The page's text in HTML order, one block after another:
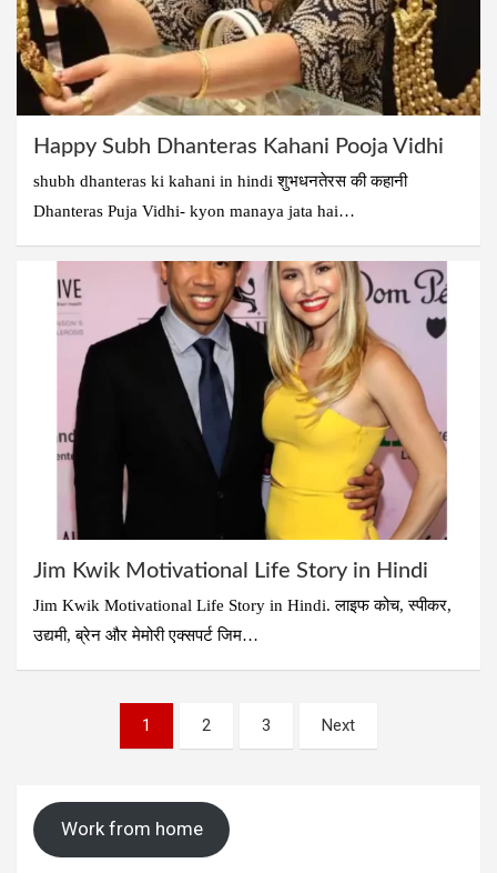
Happy Subh Dhanteras Kahani Pooja Vidhi
shubh dhanteras ki kahani in hindi शुभधनतेरस की कहानी
Dhanteras Puja Vidhi- kyon manaya jata hai…
Jim Kwik Motivational Life Story in Hindi
Jim Kwik Motivational Life Story in Hindi. लाइफ कोच, स्पीकर,
उद्यमी, ब्रेन और मेमोरी एक्सपर्ट जिम…
pagination
1 2 3 Next
Work from home